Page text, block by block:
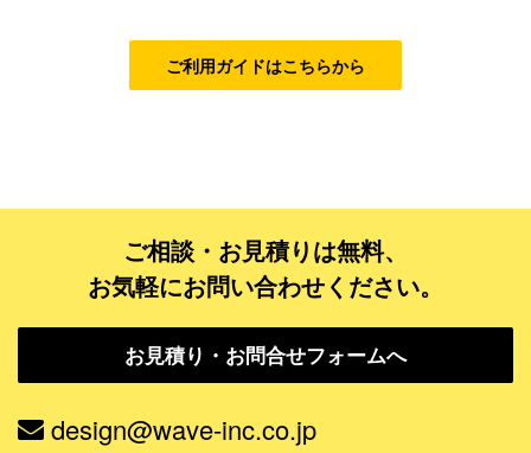
シルバーコース
ジャンルで探す
飲食店・カフェ
学校・塾・習い事
ご利用ガイドはこちらから
ご相談・お見積りは無料、
お気軽にお問い合わせください。
お見積り・お問合せフォームへ
design@wave-inc.co.jp